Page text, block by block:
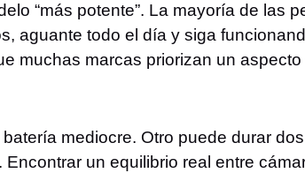
“más potente”. La mayoría de las
aguante todo el día y siga
muchas marcas priorizan un
mediocre. Otro puede durar
un equilibrio real entre